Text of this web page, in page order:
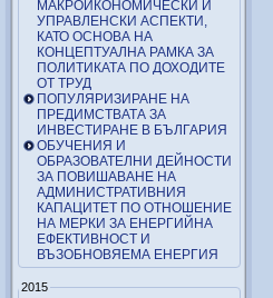
МАКРОИКОНОМИЧЕСКИ И
УПРАВЛЕНСКИ АСПЕКТИ,
КАТО ОСНОВА НА
КОНЦЕПТУАЛНА РАМКА ЗА
ПОЛИТИКАТА ПО ДОХОДИТЕ
ОТ ТРУД
ПОПУЛЯРИЗИРАНЕ НА
ПРЕДИМСТВАТА ЗА
ИНВЕСТИРАНЕ В БЪЛГАРИЯ
ОБУЧЕНИЯ И
ОБРАЗОВАТЕЛНИ ДЕЙНОСТИ
ЗА ПОВИШАВАНЕ НА
АДМИНИСТРАТИВНИЯ
КАПАЦИТЕТ ПО ОТНОШЕНИЕ
НА МЕРКИ ЗА ЕНЕРГИЙНА
ЕФЕКТИВНОСТ И
ВЪЗОБНОВЯЕМА ЕНЕРГИЯ
2015